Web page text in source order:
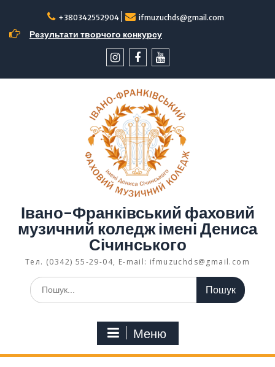
вмісту
+380342552904 ifmuzuchds@gmail.com
Результати творчого конкурсу
Івано-Франківський фаховий
музичний коледж імені Дениса
Січинського
Тел. (0342) 55-29-04, E-mail: ifmuzuchds@gmail.com
Шукати:
Меню